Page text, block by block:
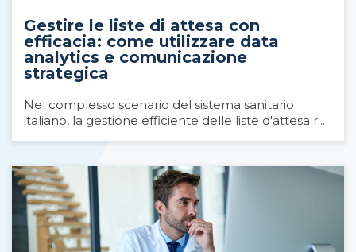
Gestire le liste di attesa con
efficacia: come utilizzare data
analytics e comunicazione
strategica
Nel complesso scenario del sistema sanitario
italiano, la gestione efficiente delle liste d'attesa r...